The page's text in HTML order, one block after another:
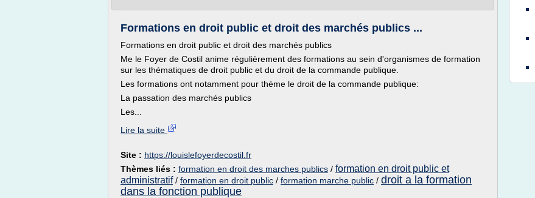
Formations en droit public et droit des marchés publics ...
Formations en droit public et droit des marchés publics
Me le Foyer de Costil anime régulièrement des formations au sein d'organismes de formation
sur les thématiques de droit public et du droit de la commande publique.
Les formations ont notamment pour thème le droit de la commande publique:
La passation des marchés publics
Les...
Lire la suite
Site : https://louislefoyerdecostil.fr
Thèmes liés : formation en droit des marches publics / formation en droit public et
administratif/ formation en droit public / formation marche public / droit a la formation
dans la fonction publique